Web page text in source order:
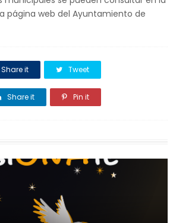
página web del Ayuntamiento de
Share it Tweet
Share it Pin it